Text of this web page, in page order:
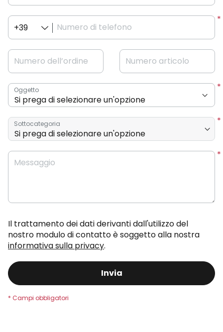
Numero di telefono
+39
Numero dell’ordine Numero articolo
Oggetto
Sottocategoria
Messaggio
Il trattamento dei dati derivanti dall'utilizzo del
nostro modulo di contatto è soggetto alla nostra
informativa sulla privacy.
Invia